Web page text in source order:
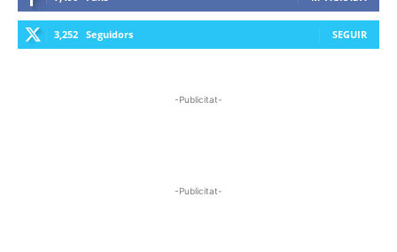
3,252 Seguidors SEGUIR
-Publicitat-
-Publicitat-